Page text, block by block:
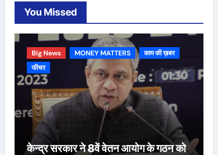
You Missed
Big News MONEY MATTERS
काम की ख़बर
फीचर
केन्द्र सरकार ने 8वें वेतन आयोग के गठन को